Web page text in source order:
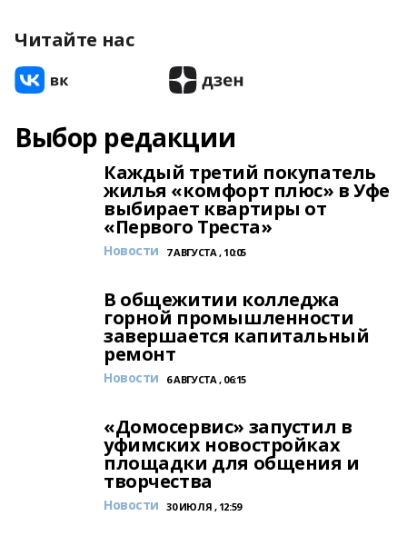
Читайте нас
Выбор редакции
Каждый третий покупатель
жилья «комфорт плюс» в Уфе
выбирает квартиры от
«Первого Треста»
Новости 7 АВГУСТА , 10:05
В общежитии колледжа
горной промышленности
завершается капитальный
ремонт
Новости 6 АВГУСТА , 06:15
«Домосервис» запустил в
уфимских новостройках
площадки для общения и
творчества
Новости 30 ИЮЛЯ , 12:59